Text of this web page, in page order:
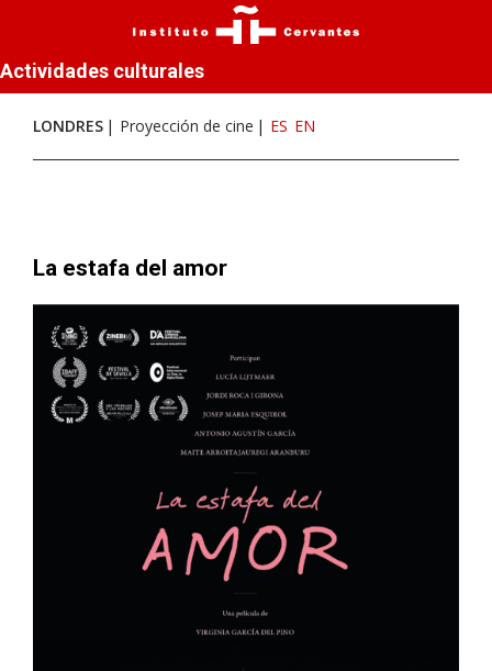
Actividades culturales
LONDRES Proyección de cine ES EN
La estafa del amor